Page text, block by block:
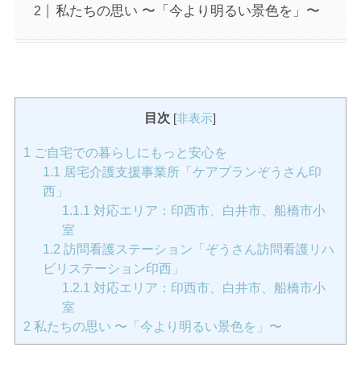
私たちの思い 〜「今より明るい景色を」〜
目次 [非表示]
1 ご自宅での暮らしにもっと安心を
1.1 居宅介護支援事業所「ケアプランぞうさん印
西」
1.1.1 対応エリア：印西市、白井市、船橋市小
室
1.2 訪問看護ステーション「ぞうさん訪問看護リハ
ビリステーション印西」
1.2.1 対応エリア：印西市、白井市、船橋市小
室
2 私たちの思い 〜「今より明るい景色を」〜